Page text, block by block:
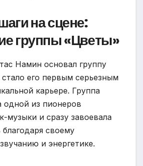
на сцене:
группы «Цветы»
Намин основал группу
его первым серьезным
карьере. Группа
одной из пионеров
музыки и сразу завоевала
благодаря своему
и энергетике.